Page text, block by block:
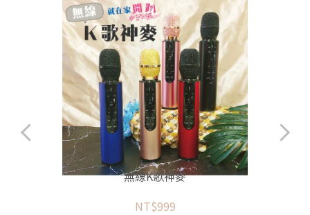
無線K歌神麥
NT$999